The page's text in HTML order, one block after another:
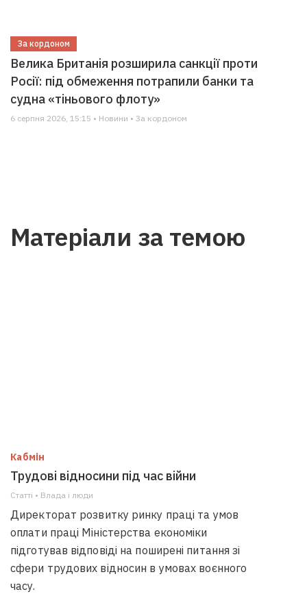
За кордоном
Велика Британія розширила санкції проти
Росії: під обмеження потрапили банки та
судна «тіньового флоту»
6 серпня 2026, 15:15 • Новини • За кордоном
Матеріали за темою
Кабмін
Трудові відносини під час війни
Статті • Влада i люди
Директорат розвитку ринку праці та умов
оплати праці Міністерства економіки
підготував відповіді на поширені питання зі
сфери трудових відносин в умовах воєнного
часу.